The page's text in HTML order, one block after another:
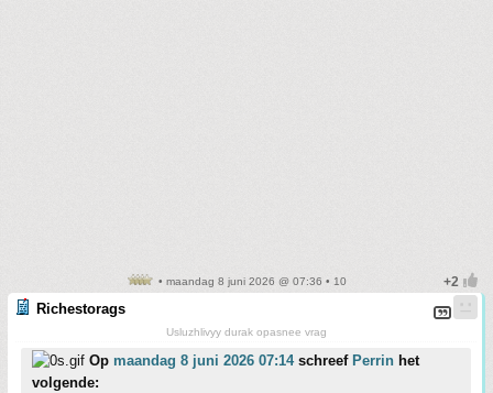
• maandag 8 juni 2026 @ 07:36 • 10
Richestorags
Usluzhlivyy durak opasnee vrag
Op maandag 8 juni 2026 07:14schreef Perrin het
volgende: